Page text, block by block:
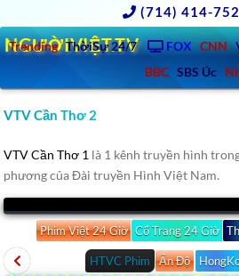
(714) 414-
Trending ThờiSự 24/7 FOX CNN
BBC SBS Úc
NGƯỜIVIỆT.TV
VTV Cần Thơ 2
VTV Cần Thơ 1 là 1 kênh truyền hình
phương của Đài truyền Hình Việt Nam.
Phim Việt 24 Giờ Cổ Trang 24 Giờ
HTVC Phim Ấn Độ